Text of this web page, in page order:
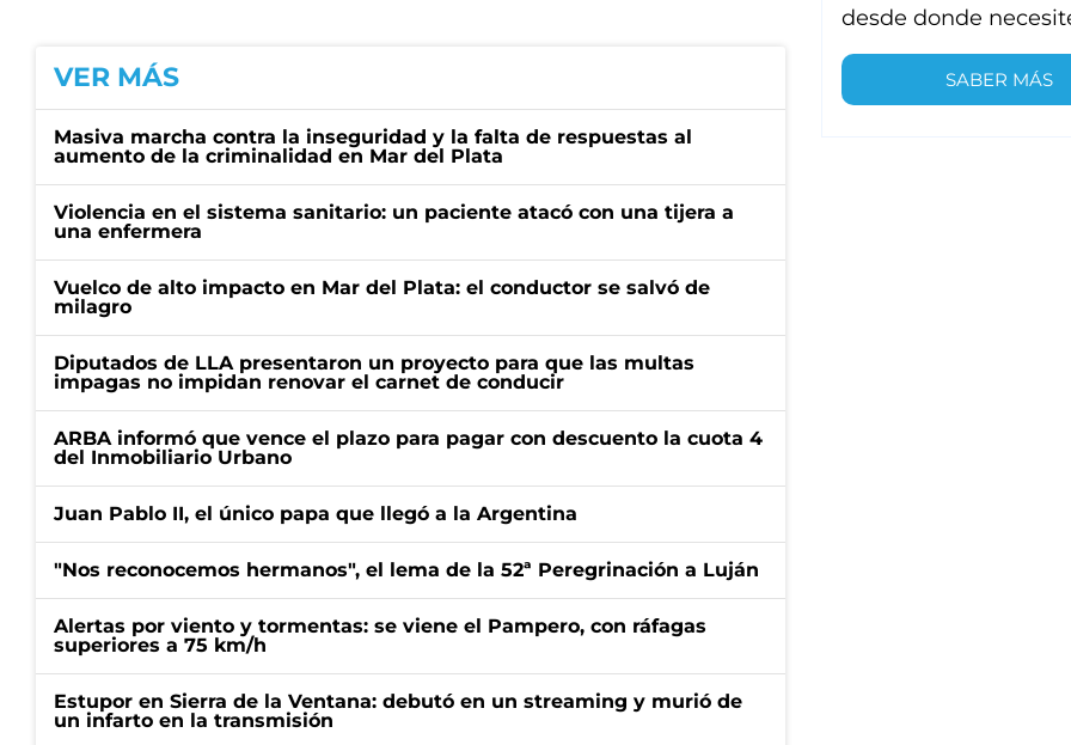
VER MÁS
Masiva marcha contra la inseguridad y la falta de respuestas al
aumento de la criminalidad en Mar del Plata
Violencia en el sistema sanitario: un paciente atacó con una tijera a
una enfermera
Vuelco de alto impacto en Mar del Plata: el conductor se salvó de
milagro
Diputados de LLA presentaron un proyecto para que las multas
impagas no impidan renovar el carnet de conducir
ARBA informó que vence el plazo para pagar con descuento la cuota 4
del Inmobiliario Urbano
Juan Pablo II, el único papa que llegó a la Argentina
"Nos reconocemos hermanos", el lema de la 52ª Peregrinación a Luján
Alertas por viento y tormentas: se viene el Pampero, con ráfagas
superiores a 75 km/h
Estupor en Sierra de la Ventana: debutó en un streaming y murió de
un infarto en la transmisión
desde donde
SABER MÁS